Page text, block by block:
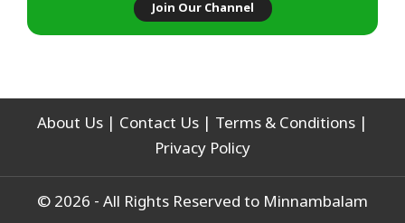
Join Our Channel
About Us Contact Us Terms & Conditions
Privacy Policy
© 2026 - All Rights Reserved to Minnambalam